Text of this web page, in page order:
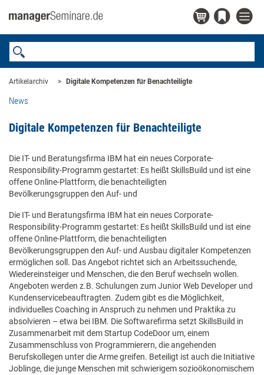
Artikelarchiv Digitale Kompetenzen für Benachteiligte
News
Digitale Kompetenzen für Benachteiligte
Die IT- und Beratungsfirma IBM hat ein neues Corporate-
Responsibility-Programm gestartet: Es heißt SkillsBuild und ist eine
offene Online-Plattform, die benachteiligten
Bevölkerungsgruppen den Auf- und
Die IT- und Beratungsfirma IBM hat ein neues Corporate-
Responsibility-Programm gestartet: Es heißt SkillsBuild und ist eine
offene Online-Plattform, die benachteiligten
Bevölkerungsgruppen den Auf- und Ausbau digitaler Kompetenzen
ermöglichen soll. Das Angebot richtet sich an Arbeitssuchende,
Wiedereinsteiger und Menschen, die den Beruf wechseln wollen.
Angeboten werden z.B. Schulungen zum Junior Web Developer und
Kundenservicebeauftragten. Zudem gibt es die Möglichkeit,
individuelles Coaching in Anspruch zu nehmen und Praktika zu
absolvieren – etwa bei IBM. Die Softwarefirma setzt SkillsBuild in
Zusammenarbeit mit dem Startup CodeDoor um, einem
Zusammenschluss von Programmierern, die angehenden
Berufskollegen unter die Arme greifen. Beteiligt ist auch die Initiative
Joblinge, die junge Menschen mit schwierigem sozioökonomischem